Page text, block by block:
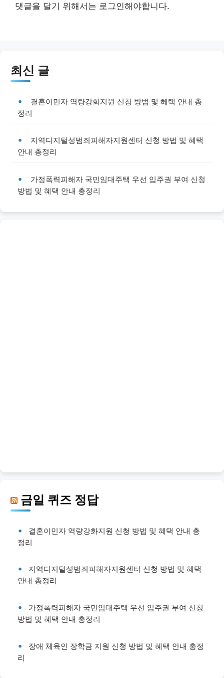
댓글을 달기 위해서는 로그인해야합니다.
최신 글
결혼이민자 역량강화지원 신청 방법 및 혜택 안내 총
정리
지역디지털성범죄피해자지원센터 신청 방법 및 혜택
안내 총정리
가정폭력피해자 국민임대주택 우선 입주권 부여 신청
방법 및 혜택 안내 총정리
금일 퀴즈 정답
결혼이민자 역량강화지원 신청 방법 및 혜택 안내 총
정리
지역디지털성범죄피해자지원센터 신청 방법 및 혜택
안내 총정리
가정폭력피해자 국민임대주택 우선 입주권 부여 신청
방법 및 혜택 안내 총정리
장애 체육인 장학금 지원 신청 방법 및 혜택 안내 총정
리